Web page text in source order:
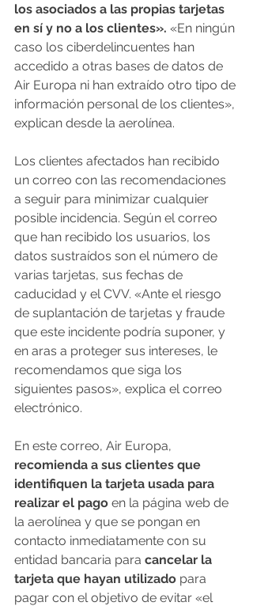
los asociados a las propias tarjetas
en sí y no a los clientes». «En ningún
caso los ciberdelincuentes han
accedido a otras bases de datos de
Air Europa ni han extraído otro tipo de
información personal de los clientes»,
explican desde la aerolínea.
Los clientes afectados han recibido
un correo con las recomendaciones
a seguir para minimizar cualquier
posible incidencia. Según el correo
que han recibido los usuarios, los
datos sustraídos son el número de
varias tarjetas, sus fechas de
caducidad y el CVV. «Ante el riesgo
de suplantación de tarjetas y fraude
que este incidente podría suponer, y
en aras a proteger sus intereses, le
recomendamos que siga los
siguientes pasos», explica el correo
electrónico.
En este correo, Air Europa,
recomienda a sus clientes que
identifiquen la tarjeta usada para
realizar el pago en la página web de
la aerolínea y que se pongan en
contacto inmediatamente con su
entidad bancaria para cancelar la
tarjeta que hayan utilizado para
pagar con el objetivo de evitar «el